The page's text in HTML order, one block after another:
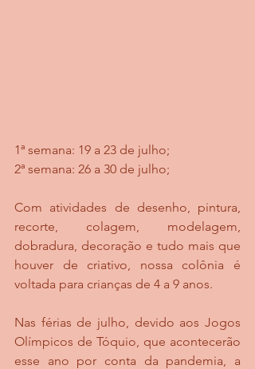
1ª semana: 19 a 23 de julho;
2ª semana: 26 a 30 de julho;
Com atividades de desenho, pintura,
recorte, colagem, modelagem,
dobradura, decoração e tudo mais que
houver de criativo, nossa colônia é
voltada para crianças de 4 a 9 anos.
Nas férias de julho, devido aos Jogos
Olímpicos de Tóquio, que acontecerão
esse ano por conta da pandemia, a